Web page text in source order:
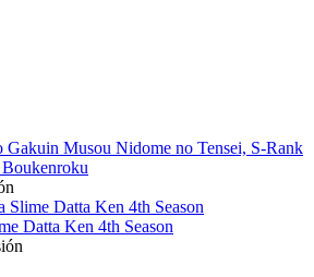
Gakuin Musou Nidome no Tensei, S-Rank
Datta Ken 4th Season